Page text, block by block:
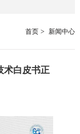
首页 > 新闻中心
术白皮书正